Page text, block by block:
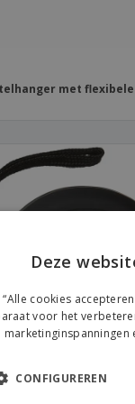
met
Deze
cookies
voor het
CONFIGUREREN